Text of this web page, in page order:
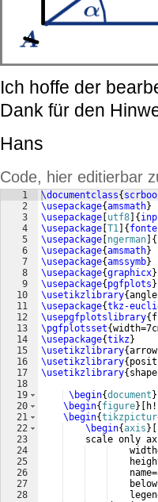
Ich hoffe der
Dank für den
Hans
Code, hier editierbar
1
2
3
4
5
6
7
8
9
10
11
12
13
14
15
16
17
18
19
20
21
22
23
24
25
26
27
28
\documentclass{
\usepackage{amsmath}
\usepackage utf8 {
\usepackage T1 {
\usepackage ngerman {
\usepackage{amsmath}
\usepackage{amssymb}
\usepackage{graphicx}
\usepackage{ pgfplots }
\usetikzlibrary{
\usepackage{tkz-
\usepgfplotslibrary{
\pgfplotsset{
\usepackage{tikz}
\usetikzlibrary{
\usetikzlibrary{
\usetikzlibrary{
\begin{document }
\begin{ figure} h!
\begin{
\begin{axis }
scale only